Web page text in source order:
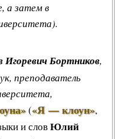
а затем в
Игоревич Бортников,
преподаватель
(«Я — клоун»,
и словЮлий